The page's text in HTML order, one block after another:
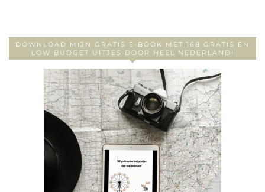
DOWNLOAD MIJN GRATIS E-BOOK MET 168 GRATIS EN
LOW BUDGET UITJES DOOR HEEL NEDERLAND!